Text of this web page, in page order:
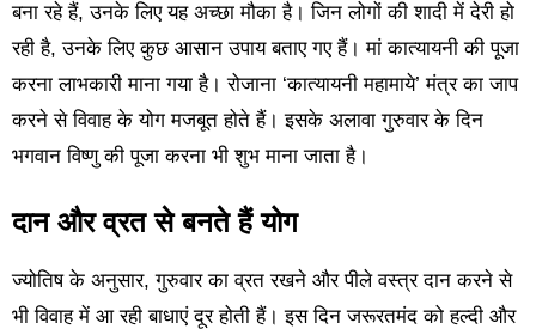
बना रहे हैं, उनके लिए यह अच्छा मौका है। जिन लोगों की शादी में देरी हो
रही है, उनके लिए कुछ आसान उपाय बताए गए हैं। मां कात्यायनी की पूजा
करना लाभकारी माना गया है। रोजाना ‘कात्यायनी महामाये’ मंत्र का जाप
करने से विवाह के योग मजबूत होते हैं। इसके अलावा गुरुवार के दिन
भगवान विष्णु की पूजा करना भी शुभ माना जाता है।
दान और व्रत से बनते हैं योग
ज्योतिष के अनुसार, गुरुवार का व्रत रखने और पीले वस्त्र दान करने से
भी विवाह में आ रही बाधाएं दूर होती हैं। इस दिन जरूरतमंद को हल्दी और